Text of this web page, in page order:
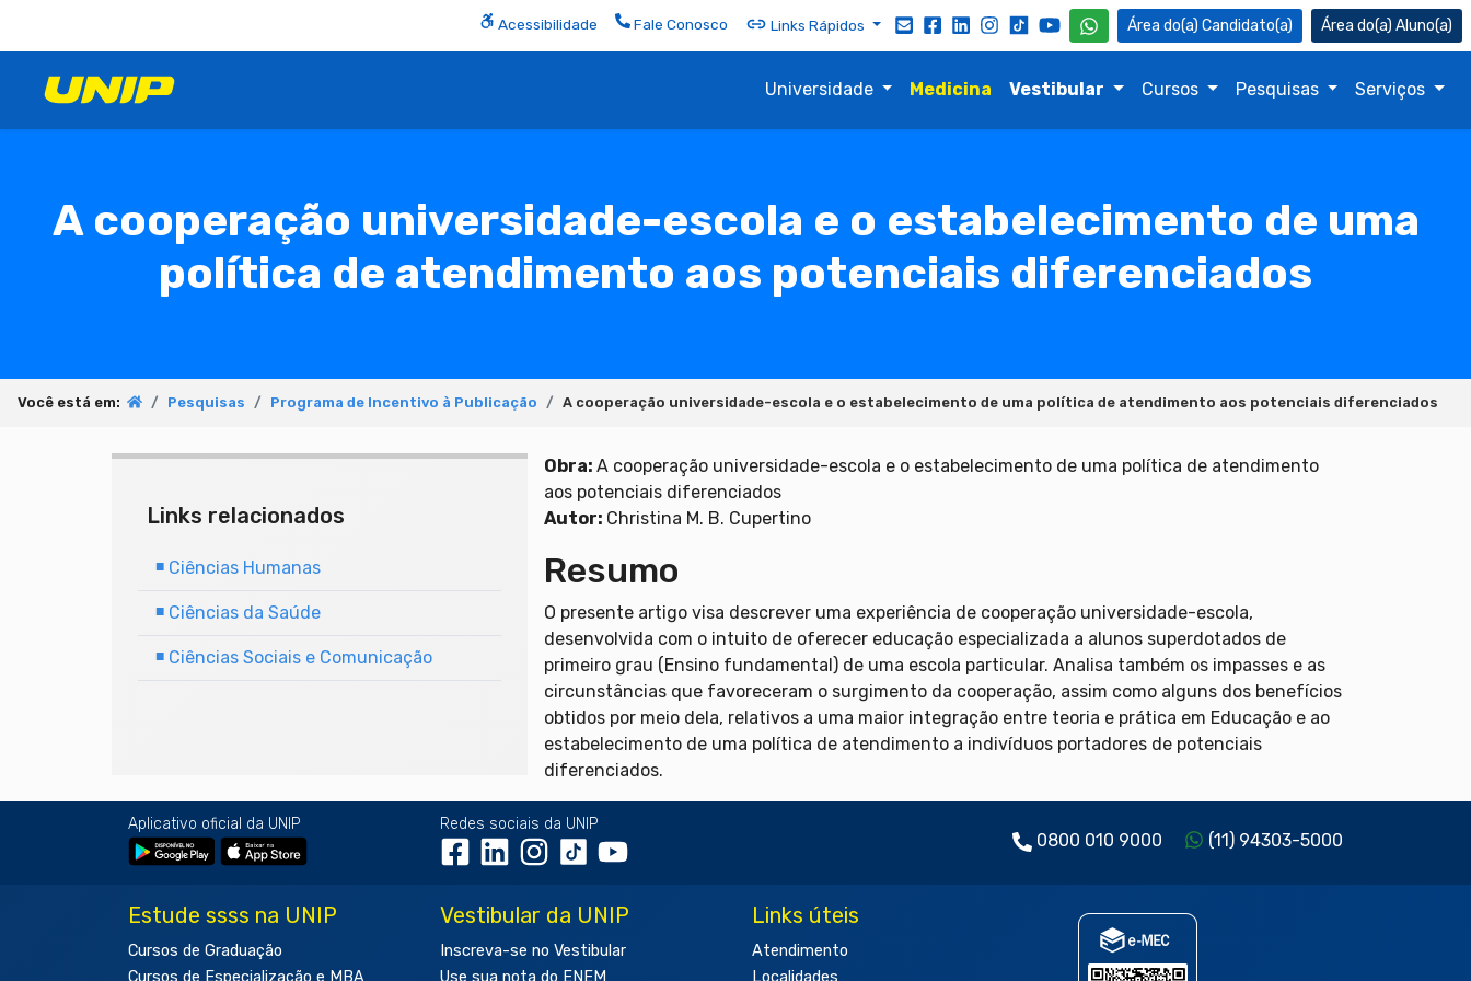
Acessibilidade Fale Conosco Links Rápidos Candidato(a) Aluno(a)
Universidade Medicina Vestibular Cursos Pesquisas Serviços
A cooperação universidade-escola e o estabelecimento de uma
política de atendimento aos potenciais diferenciados
Você está em: Pesquisas Programa de Incentivo à Publicação A cooperação universidade-escola e o estabelecimento de uma política de atendimento aos potenciais diferenciados
Links relacionados
■ Ciências Humanas
■ Ciências da Saúde
■ Ciências Sociais e Comunicação
Obra: A cooperação universidade-escola e o estabelecimento de uma política de atendimento
aos potenciais diferenciados
Autor: Christina M. B. Cupertino
Resumo
O presente artigo visa descrever uma experiência de cooperação universidade-escola,
desenvolvida com o intuito de oferecer educação especializada a alunos superdotados de
primeiro grau (Ensino fundamental) de uma escola particular. Analisa também os impasses e as
circunstâncias que favoreceram o surgimento da cooperação, assim como alguns dos benefícios
obtidos por meio dela, relativos a uma maior integração entre teoria e prática em Educação e ao
estabelecimento de uma política de atendimento a indivíduos portadores de potenciais
diferenciados.
Aplicativo oficial da UNIP Redes sociais da UNIP
0800 010 9000 (11) 94303-5000
Estude ssss na UNIP
Cursos de Graduação
Cursos de Especialização e MBA
Vestibular da UNIP
Inscreva-se no Vestibular
Use sua nota do ENEM
Links úteis
Atendimento
Localidades